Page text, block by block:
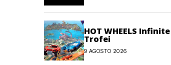
HOT WHEELS
Trofei
9 AGOSTO 2026